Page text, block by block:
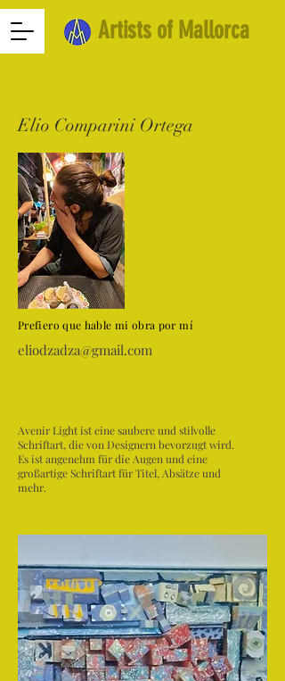
Artists of Mallorca
Elio Comparini Ortega
Prefiero que hable mi obra por mí
eliodzadza@gmail.com
Avenir Light ist eine saubere und stilvolle
Schriftart, die von Designern bevorzugt wird.
Es ist angenehm für die Augen und eine
großartige Schriftart für Titel, Absätze und
mehr.